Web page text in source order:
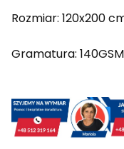
Rozmiar: 120x200
Gramatura: 140GSM